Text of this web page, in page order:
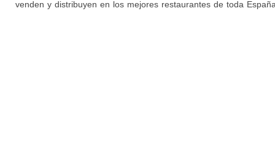
venden y distribuyen en los mejores restaurantes de toda